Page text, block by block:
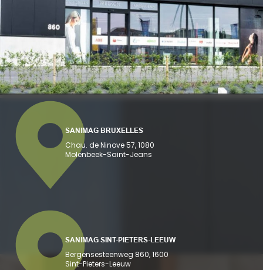
SANIMAG BRUXELLES
Chau. de Ninove 57, 1080
Molenbeek-Saint-Jeans
SANIMAG SINT-PIETERS-LEEUW
Bergensesteenweg 860, 1600
Sint-Pieters-Leeuw